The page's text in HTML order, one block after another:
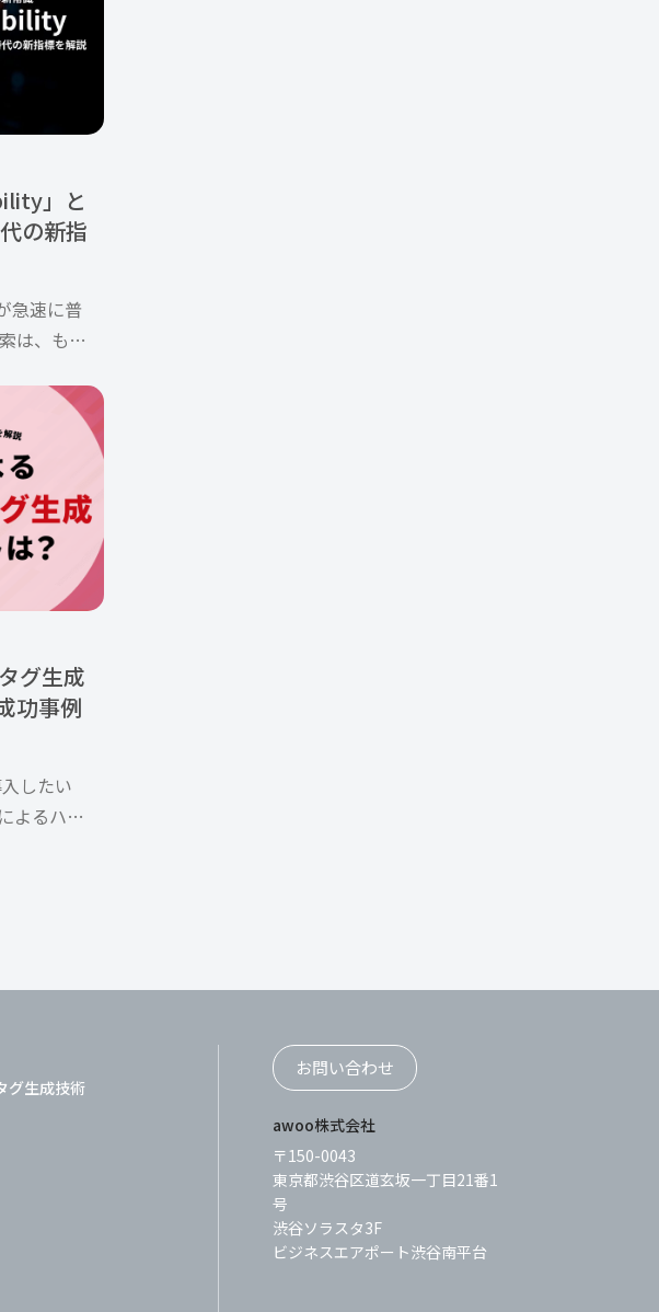
」と
の新指
急速に普
は、もは
る」とい
ます。
グ生成
功事例
したい
よるハッ
グ生成技術
お問い合わせ
awoo株式会社
〒150-0043
東京都渋谷区道玄坂一丁目21番1
号
渋谷ソラスタ3F
ビジネスエアポート渋谷南平台